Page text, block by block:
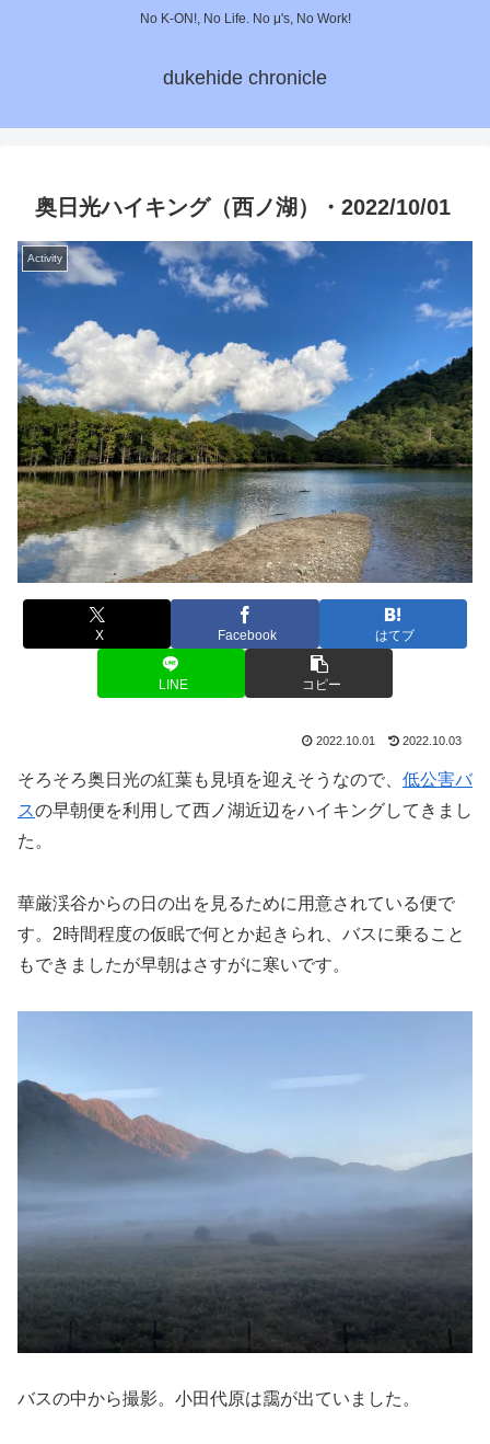
No K-ON!, No Life. No μ's, No Work!
dukehide chronicle
奥日光ハイキング（西ノ湖）・2022/10/01
Activity
X Facebook はてブ
LINE コピー
2022.10.01 2022.10.03
そろそろ奥日光の紅葉も見頃を迎えそうなので、 低公害バ
スの早朝便を利用して西ノ湖近辺をハイキングしてきまし
た。
華厳渓谷からの日の出を見るために用意されている便で
す。2時間程度の仮眠で何とか起きられ、バスに乗ること
もできましたが早朝はさすがに寒いです。
バスの中から撮影。小田代原は靄が出ていました。